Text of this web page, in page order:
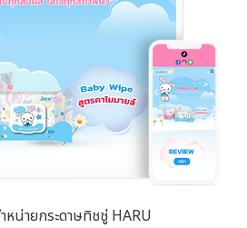
ำหน่ายกระดาษทิชชู่ HARU